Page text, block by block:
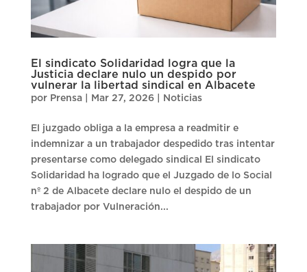
El sindicato Solidaridad logra que la
Justicia declare nulo un despido por
vulnerar la libertad sindical en Albacete
por Prensa| Mar 27, 2026| Noticias
El juzgado obliga a la empresa a readmitir e
indemnizar a un trabajador despedido tras intentar
presentarse como delegado sindical El sindicato
Solidaridad ha logrado que el Juzgado de lo Social
nº 2 de Albacete declare nulo el despido de un
trabajador por Vulneración...